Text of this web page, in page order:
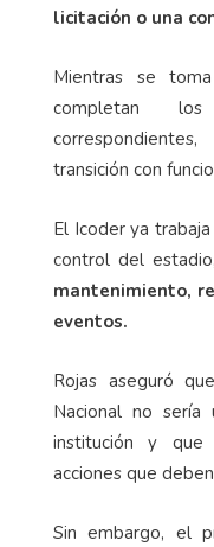
licitación o una
Mientras se
completan los
transición con
El Icoder ya
control del
mantenimiento,
eventos.
Rojas aseguró
Nacional no sería
institución y
acciones que
Sin embargo, el